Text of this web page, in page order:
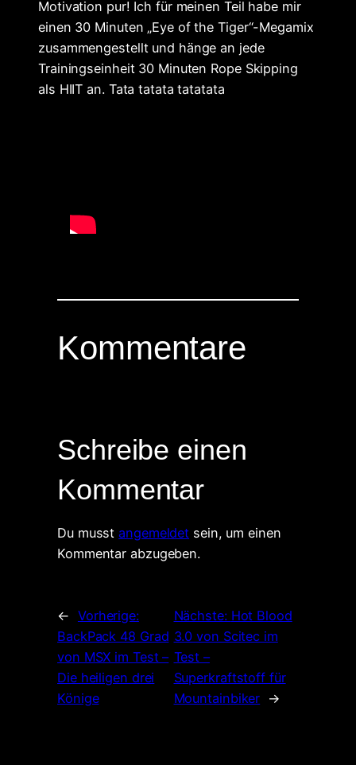
Motivation pur! Ich für meinen Teil habe mir
einen 30 Minuten „Eye of the Tiger“-Megamix
zusammengestellt und hänge an jede
Trainingseinheit 30 Minuten Rope Skipping
als HIIT an. Tata tatata tatatata
Kommentare
Schreibe einen
Kommentar
Du musstangemeldet sein, um einen
Kommentar abzugeben.
← Vorherige:
BackPack 48 Grad
von MSX im Test –
Die heiligen drei
Könige
Nächste: Hot Blood
3.0 von Scitec im
Test –
Superkraftstoff für
Mountainbiker →